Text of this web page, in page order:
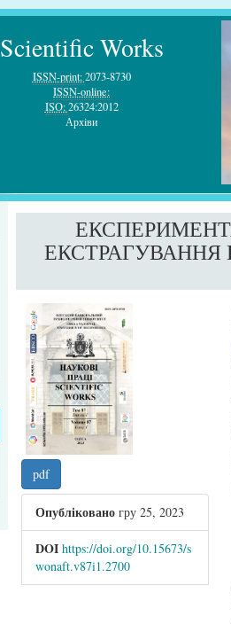
Scientific Works
ISSN-print:2073-8730
ISSN-online:
ISO:26324:2012
Архiви
ЕКСТРАГУВАННЯ
pdf
Опублікованогру 25, 2023
DOI https://doi.org/10.15673/s
wonaft.v87i1.2700